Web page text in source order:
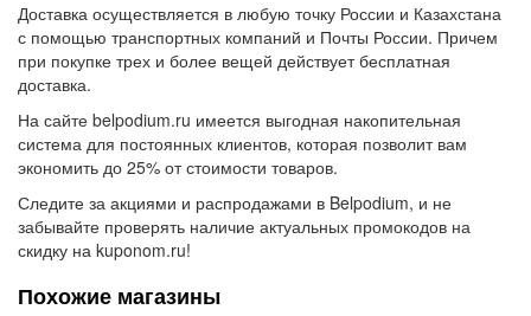
Доставка осуществляется в любую точку России и Казахстана
с помощью транспортных компаний и Почты России. Причем
при покупке трех и более вещей действует бесплатная
доставка.
На сайте belpodium.ru имеется выгодная накопительная
система для постоянных клиентов, которая позволит вам
экономить до 25% от стоимости товаров.
Следите за акциями и распродажами в Belpodium, и не
забывайте проверять наличие актуальных промокодов на
скидку на kuponom.ru!
Похожие магазины